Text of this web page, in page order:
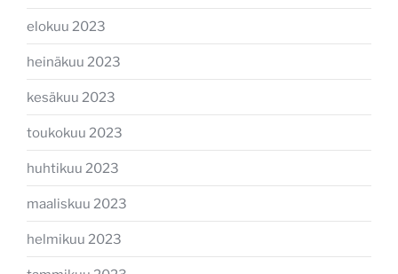
elokuu 2023
heinäkuu 2023
kesäkuu 2023
toukokuu 2023
huhtikuu 2023
maaliskuu 2023
helmikuu 2023